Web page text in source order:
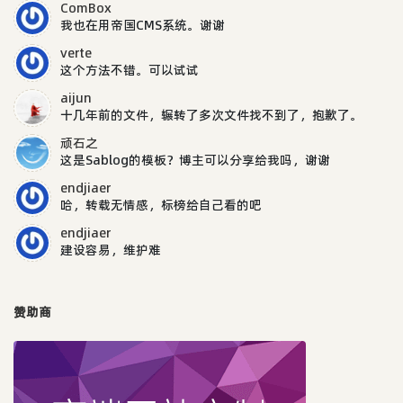
ComBox
我也在用帝国CMS系统。谢谢
verte
这个方法不错。可以试试
aijun
十几年前的文件，辗转了多次文件找不到了，抱歉了。
顽石之
这是Sablog的模板？博主可以分享给我吗，谢谢
endjiaer
哈，转载无情感，标榜给自己看的吧
endjiaer
建设容易，维护难
赞助商